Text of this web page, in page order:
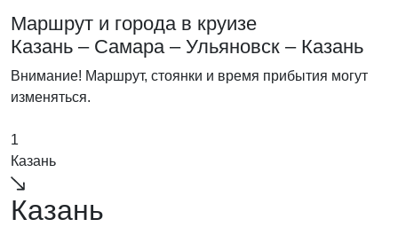
Маршрут и города в круизе
Казань – Самара – Ульяновск – Казань
Внимание! Маршрут, стоянки и время прибытия могут
изменяться.
1
Казань
Казань